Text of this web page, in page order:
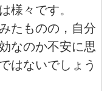
様々です。
たものの，自分
なのか不安に思
はないでしょう